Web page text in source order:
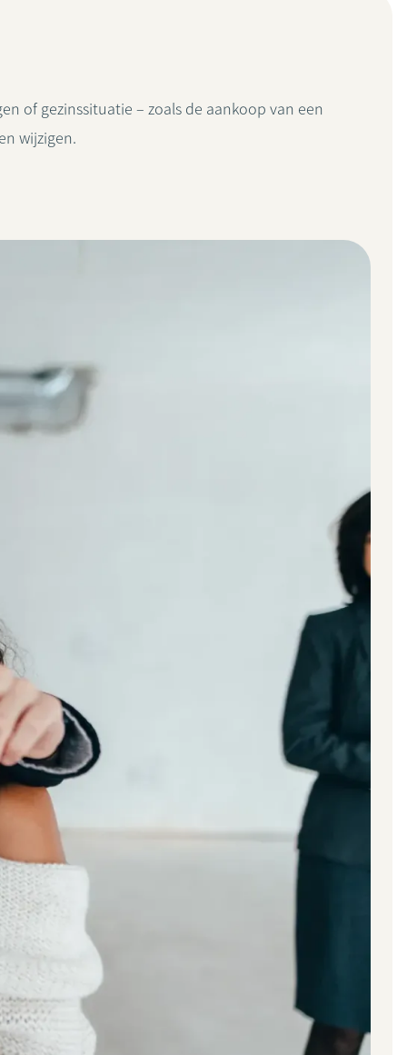
of gezinssituatie – zoals de aankoop van een
wijzigen.